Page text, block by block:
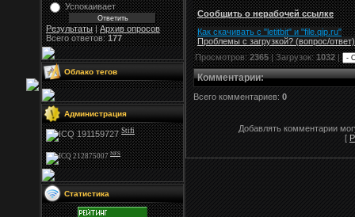
Успокаивает
Результаты|Архив опросов
Всего ответов:177
Облако тегов
Администрация
Stifi
NFS
Статистика
Сообщить о нерабочей ссылке
Как скачивать с "letitbit" и "file.qip.ru"
Проблемы с загрузкой? (вопрос/ответ)
Просмотров:2365| Загрузок:1032|
Комментарии:
Всего комментариев: 0
Добавлять комментарии
[